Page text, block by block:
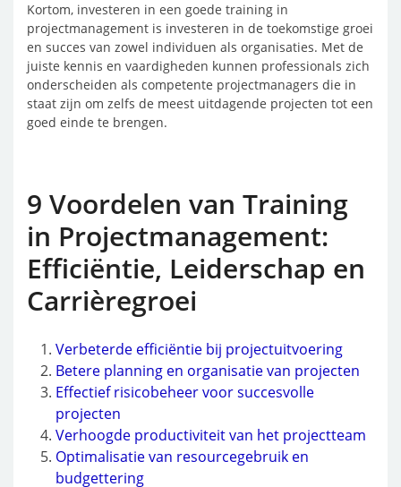
Kortom, investeren in een goede training in
projectmanagement is investeren in de toekomstige groei
en succes van zowel individuen als organisaties. Met de
juiste kennis en vaardigheden kunnen professionals zich
onderscheiden als competente projectmanagers die in
staat zijn om zelfs de meest uitdagende projecten tot een
goed einde te brengen.
9 Voordelen van Training
in Projectmanagement:
Efficiëntie, Leiderschap en
Carrièregroei
Verbeterde efficiëntie bij projectuitvoering
Betere planning en organisatie van projecten
Effectief risicobeheer voor succesvolle
projecten
Verhoogde productiviteit van het projectteam
Optimalisatie van resourcegebruik en
budgettering